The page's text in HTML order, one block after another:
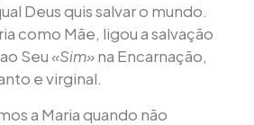
Deus quis salvar o mundo.
como Mãe, ligou a salvação
Seu«Sim»na Encarnação,
e virginal.
a Maria quando não